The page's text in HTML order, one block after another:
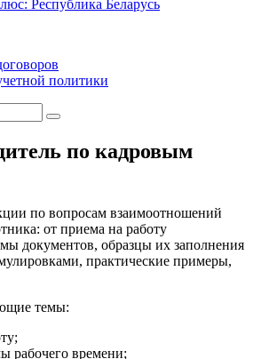
Республика Беларусь
политики
по кадровым
по вопросам взаимоотношений
от приема на работу
документов, образцы их заполнения
практические примеры,
темы:
рабочего времени;